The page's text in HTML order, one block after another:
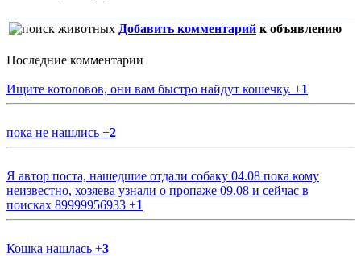
Добавить комментарий к объявлению
Последние комментарии
Ищите котоловов, они вам быстро найдут кошечку. +1
пока не нашлись +2
Я автор поста, нашедшие отдали собаку 04.08 пока кому
неизвестно, хозяева узнали о пропаже 09.08 и сейчас в
поисках 89999956933 +1
Кошка нашлась +3